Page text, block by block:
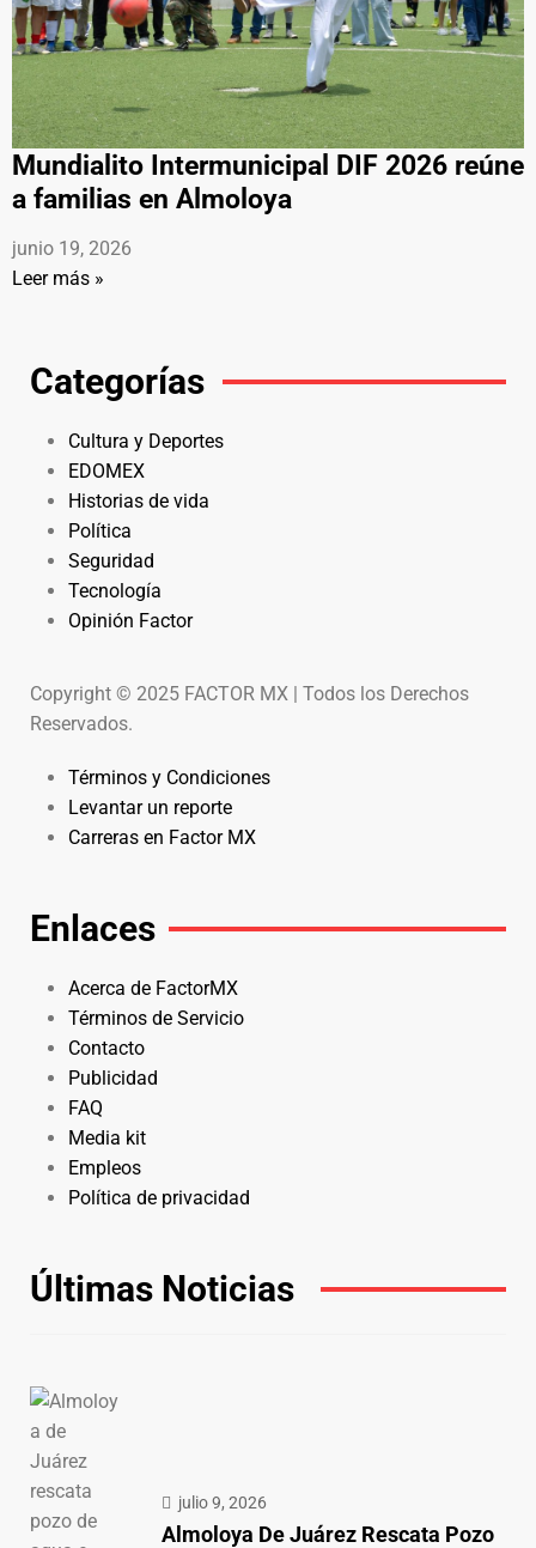
Mundialito Intermunicipal DIF 2026 reúne
a familias en Almoloya
junio 19, 2026
Leer más »
Categorías
Cultura y Deportes
EDOMEX
Historias de vida
Política
Seguridad
Tecnología
Opinión Factor
Copyright © 2025 FACTOR MX | Todos los Derechos
Reservados.
Términos y Condiciones
Levantar un reporte
Carreras en Factor MX
Enlaces
Acerca de FactorMX
Términos de Servicio
Contacto
Publicidad
FAQ
Media kit
Empleos
Política de privacidad
Últimas Noticias
julio 9, 2026
Almoloya De Juárez Rescata Pozo